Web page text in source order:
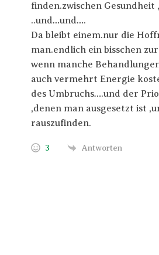
finden.zwischen Gesundheit
..und…und….
Da bleibt einem.nur die
man.endlich ein bisschen
wenn manche
auch vermehrt Energie
des Umbruchs….und der
,denen man ausgesetzt ist
rauszufinden.
3 Antworten